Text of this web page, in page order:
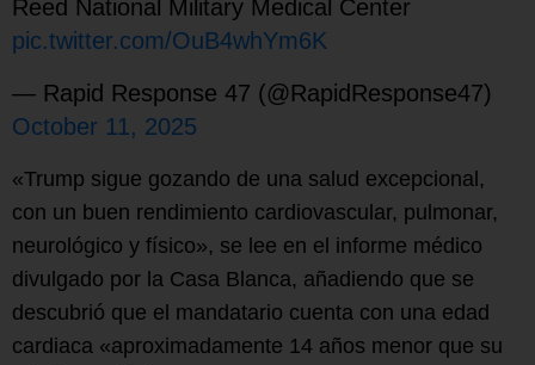
Reed National Military Medical Center
pic.twitter.com/OuB4whYm6K
— Rapid Response 47 (@RapidResponse47)
October 11, 2025
«Trump sigue gozando de una salud excepcional,
con un buen rendimiento cardiovascular, pulmonar,
neurológico y físico», se lee en el informe médico
divulgado por la Casa Blanca, añadiendo que se
descubrió que el mandatario cuenta con una edad
cardiaca «aproximadamente 14 años menor que su